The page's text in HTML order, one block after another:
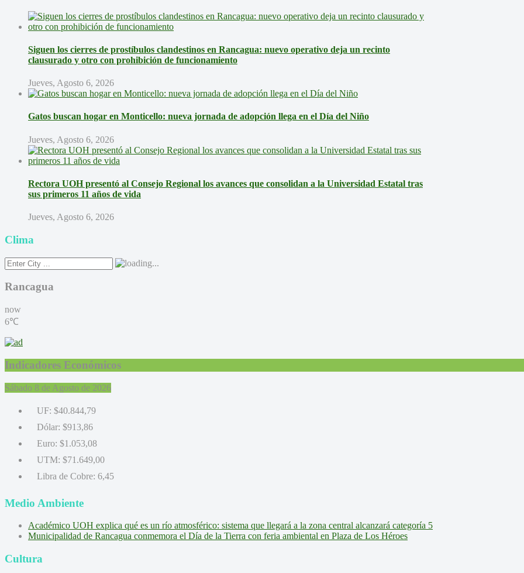
Siguen los cierres de prostíbulos clandestinos en Rancagua: nuevo operativo deja un recinto
clausurado y otro con prohibición de funcionamiento
Jueves, Agosto 6, 2026
Gatos buscan hogar en Monticello: nueva jornada de adopción llega en el Día del Niño
Jueves, Agosto 6, 2026
Rectora UOH presentó al Consejo Regional los avances que consolidan a la Universidad Estatal tras
sus primeros 11 años de vida
Jueves, Agosto 6, 2026
Clima
Rancagua
now
6℃
Indicadores Económicos
Sábado 8 de Agosto de 2026
UF: $40.844,79
Dólar: $913,86
Euro: $1.053,08
UTM: $71.649,00
Libra de Cobre: 6,45
Medio Ambiente
Académico UOH explica qué es un río atmosférico: sistema que llegará a la zona central alcanzará categoría 5
Municipalidad de Rancagua conmemora el Día de la Tierra con feria ambiental en Plaza de Los Héroes
Cultura